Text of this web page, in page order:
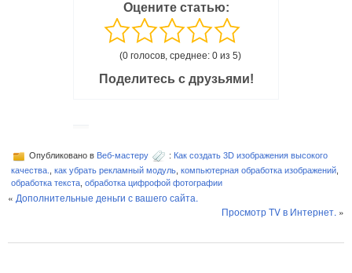
Оцените статью:
(0 голосов, среднее: 0 из 5)
Поделитесь с друзьями!
Опубликовано в Веб-мастеру : Как создать 3D изображения высокого
качества.
как убрать рекламный модуль компьютерная обработка изображений
обработка текста обработка цифрофой фотографии
« Дополнительные деньги с вашего сайта.
Просмотр TV в Интернет. »